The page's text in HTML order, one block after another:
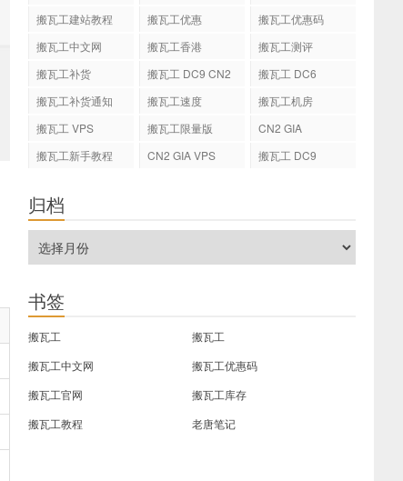
搬瓦工建站教程 搬瓦工优惠
搬瓦工优惠码
搬瓦工中文网
搬瓦工香港
搬瓦工测评
搬瓦工补货
搬瓦工 DC9 CN2
搬瓦工 DC6
搬瓦工补货通知
搬瓦工速度
搬瓦工机房
搬瓦工 VPS
搬瓦工限量版
CN2 GIA
搬瓦工新手教程
CN2 GIA VPS 搬瓦工 DC9
归档
书签
搬瓦工
搬瓦工
搬瓦工中文网
搬瓦工优惠码
搬瓦工官网
搬瓦工库存
搬瓦工教程
老唐笔记